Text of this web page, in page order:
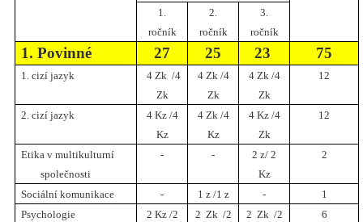
1.
ročník
2.
ročník
3.
ročník
1. Povinné 27 25 23 75
1. cizí jazyk
4 Zk /4
Zk
4 Zk /4
Zk
4 Zk /4
Zk
12
2. cizí jazyk
4 Kz /4
Kz
4 Zk /4
Kz
4 Kz /4
Zk
12
Etika v multikulturní
společnosti
- -
2 z/ 2
Kz
2
Sociální komunikace - 1 z /1 z -
1
Psychologie
2 Kz /2
2 Zk /2
2 Zk /2
6